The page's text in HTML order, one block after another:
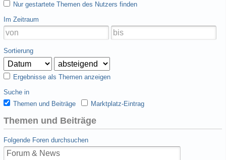
Nur gestartete Themen des Nutzers finden
Im Zeitraum
Sortierung
Ergebnisse als Themen anzeigen
Suche in
Themen und Beiträge
Marktplatz-Eintrag
Themen und Beiträge
Folgende Foren durchsuchen